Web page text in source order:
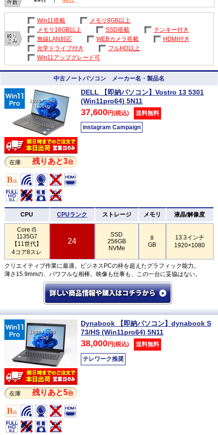
Win11搭載
メモリ8GB以上
メモリ16GB以上
SSD搭載
テンキー付き
無線LAN対応
WEBカメラ搭載
HDMI付き
光学ドライブ付き
フルHD以上
Win11アップグレード可
中古ノートパソコン メーカー名・製品名
1920×1080
1.06kg
在庫 残りあと3台
DELL 【即納パソコン】Vostro 13 5301
(Win11pro64) 5N11
37,600円(税込) 送料無料
instagram Campaign
CPU CPUランク ストレージ メモリ 液晶/解像度
Core i5
1135G7
【11世代】
4コア8スレ
24
SSD
256GB
NVMe
8
GB
13.3インチ
1920×1080
クリエイティブ作業に最適。ビジネスPCの枠を超えたグラフィック能力。
薄さ15.9mmの、パワフルな相棒。映像も仕事も、この一台に妥協はない。
1920×1080
1.2kg
在庫 残りあと5台
Dynabook 【即納パソコン】dynabook S
73/HS (Win11pro64) 5N11
38,000円(税込) 送料無料
テレワーク推奨